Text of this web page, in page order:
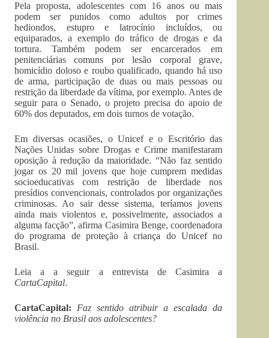
Pela proposta, adolescentes com 16 anos ou mais
podem ser punidos como adultos por crimes
hediondos, estupro e latrocínio incluídos, ou
equiparados, a exemplo do tráfico de drogas e da
tortura. Também podem ser encarcerados em
penitenciárias comuns por lesão corporal grave,
homicídio doloso e roubo qualificado, quando há uso
de arma, participação de duas ou mais pessoas ou
restrição da liberdade da vítima, por exemplo. Antes de
seguir para o Senado, o projeto precisa do apoio de
60% dos deputados, em dois turnos de votação.
Em diversas ocasiões, o Unicef e o Escritório das
Nações Unidas sobre Drogas e Crime manifestaram
oposição à redução da maioridade. “Não faz sentido
jogar os 20 mil jovens que hoje cumprem medidas
socioeducativas com restrição de liberdade nos
presídios convencionais, controlados por organizações
criminosas. Ao sair desse sistema, teríamos jovens
ainda mais violentos e, possivelmente, associados a
alguma facção”, afirma Casimira Benge, coordenadora
do programa de proteção à criança do Unicef no
Brasil.
Leia a a seguir a entrevista de Casimira a
CartaCapital.
CartaCapital:
Faz sentido atribuir a escalada da
violência no Brasil aos adolescentes?